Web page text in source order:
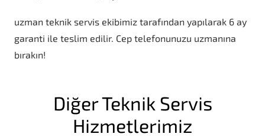
uzman teknik servis ekibimiz tarafından yapılarak 6 ay
garanti ile teslim edilir. Cep telefonunuzu uzmanına
bırakın!
Diğer Teknik Servis
Hizmetlerimiz